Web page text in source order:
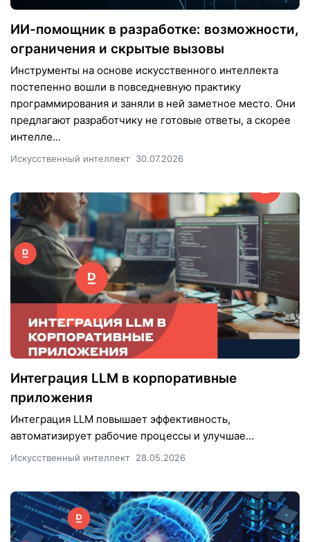
ИИ-помощник в разработке: возможности,
ограничения и скрытые вызовы
Инструменты на основе искусственного интеллекта
постепенно вошли в повседневную практику
программирования и заняли в ней заметное место. Они
предлагают разработчику не готовые ответы, а скорее
интелле...
Искусственный интеллект 30.07.2026
Интеграция LLM в корпоративные
приложения
Интеграция LLM повышает эффективность,
автоматизирует рабочие процессы и улучшае...
Искусственный интеллект 28.05.2026